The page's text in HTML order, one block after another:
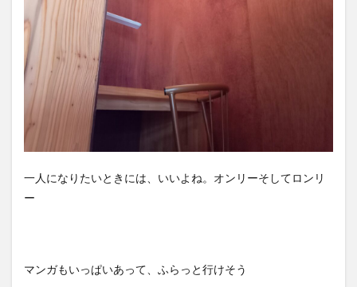
一人になりたいときには、いいよね。オンリーそしてロンリ
ー
マンガもいっぱいあって、ふらっと行けそう